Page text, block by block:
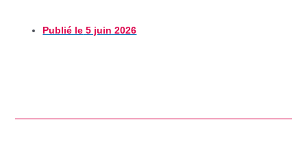
Publié le 5 juin 2026